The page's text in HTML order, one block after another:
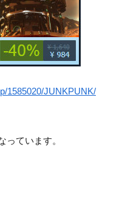
1585020/JUNKPUNK/
っています。